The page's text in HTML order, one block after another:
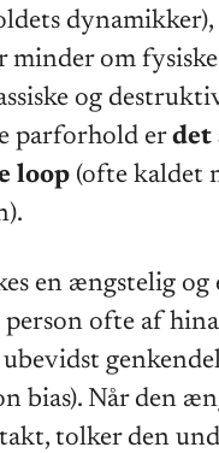
minder om
og
parforhold erdet
loop (ofte kaldet
en ængstelig og
ofte af
bias). Når den
tolker den